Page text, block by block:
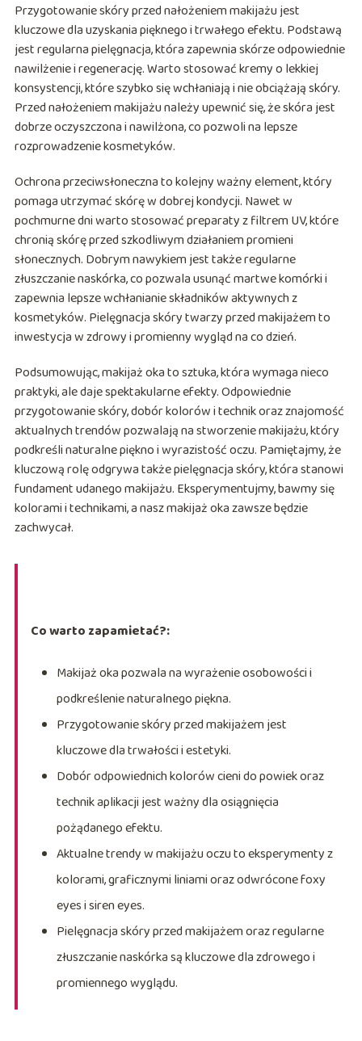
Przygotowanie skóry przed nałożeniem makijażu jest
kluczowe dla uzyskania pięknego i trwałego efektu. Podstawą
jest regularna pielęgnacja, która zapewnia skórze odpowiednie
nawilżenie i regenerację. Warto stosować kremy o lekkiej
konsystencji, które szybko się wchłaniają i nie obciążają skóry.
Przed nałożeniem makijażu należy upewnić się, że skóra jest
dobrze oczyszczona i nawilżona, co pozwoli na lepsze
rozprowadzenie kosmetyków.
Ochrona przeciwsłoneczna to kolejny ważny element, który
pomaga utrzymać skórę w dobrej kondycji. Nawet w
pochmurne dni warto stosować preparaty z filtrem UV, które
chronią skórę przed szkodliwym działaniem promieni
słonecznych. Dobrym nawykiem jest także regularne
złuszczanie naskórka, co pozwala usunąć martwe komórki i
zapewnia lepsze wchłanianie składników aktywnych z
kosmetyków. Pielęgnacja skóry twarzy przed makijażem to
inwestycja w zdrowy i promienny wygląd na co dzień.
Podsumowując, makijaż oka to sztuka, która wymaga nieco
praktyki, ale daje spektakularne efekty. Odpowiednie
przygotowanie skóry, dobór kolorów i technik oraz znajomość
aktualnych trendów pozwalają na stworzenie makijażu, który
podkreśli naturalne piękno i wyrazistość oczu. Pamiętajmy, że
kluczową rolę odgrywa także pielęgnacja skóry, która stanowi
fundament udanego makijażu. Eksperymentujmy, bawmy się
kolorami i technikami, a nasz makijaż oka zawsze będzie
zachwycał.
Co warto zapamietać?:
Makijaż oka pozwala na wyrażenie osobowości i
podkreślenie naturalnego piękna.
Przygotowanie skóry przed makijażem jest
kluczowe dla trwałości i estetyki.
Dobór odpowiednich kolorów cieni do powiek oraz
technik aplikacji jest ważny dla osiągnięcia
pożądanego efektu.
Aktualne trendy w makijażu oczu to eksperymenty z
kolorami, graficznymi liniami oraz odwrócone foxy
eyes i siren eyes.
Pielęgnacja skóry przed makijażem oraz regularne
złuszczanie naskórka są kluczowe dla zdrowego i
promiennego wyglądu.